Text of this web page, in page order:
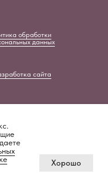
Хорошо
обработки
данных
сайта